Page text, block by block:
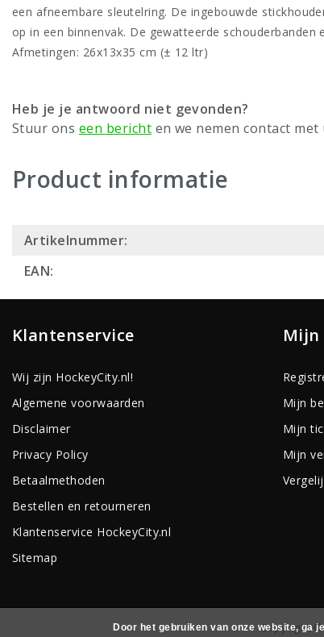
een afneembare sleutelring. De ingebouwde
op in een binnenvak. De gewatteerde
Afmetingen: 26x13x35 cm (± 12 ltr)
Heb je je antwoord niet gevonden?
Stuur ons een bericht en we nemen contact met
Product informatie
Artikelnummer:
EAN:
Klantenservice
Wij zijn HockeyCity.nl!
Algemene voorwaarden
Disclaimer
Privacy Policy
Betaalmethoden
Bestellen en retourneren
Klantenservice HockeyCity.nl
Sitemap
Mijn
Mijn
Mijn
Mijn
Copyright
Door het gebruiken van onze website, ga